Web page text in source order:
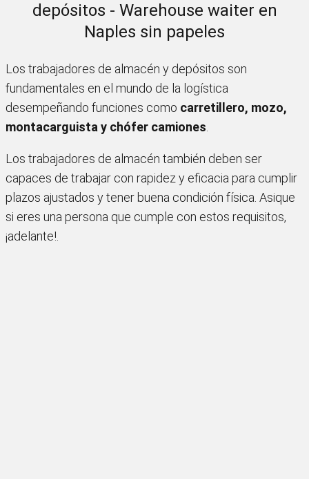
depósitos - Warehouse waiter en
Naples sin papeles
Los trabajadores de almacén y depósitos son
fundamentales en el mundo de la logística
desempeñando funciones como carretillero, mozo,
montacarguista y chófer camiones.
Los trabajadores de almacén también deben ser
capaces de trabajar con rapidez y eficacia para cumplir
plazos ajustados y tener buena condición física. Asique
si eres una persona que cumple con estos requisitos,
¡adelante!.